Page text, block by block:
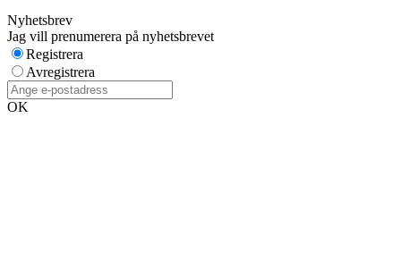
Nyhetsbrev
Jag vill prenumerera på nyhetsbrevet
Registrera
Avregistrera
OK